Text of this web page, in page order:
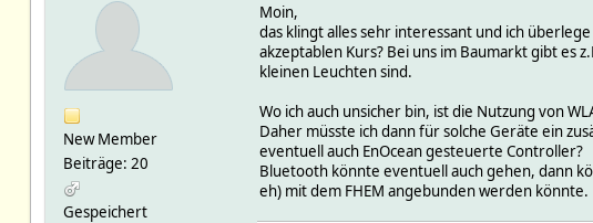
New Member
Beiträge: 20
Gespeichert
Moin,
das klingt alles sehr interessant und ich
akzeptablen Kurs? Bei uns im Baumarkt gibt es
kleinen Leuchten sind.
Wo ich auch unsicher bin, ist die Nutzung von
Daher müsste ich dann für solche Geräte ein
eventuell auch EnOcean gesteuerte Controller?
Bluetooth könnte eventuell auch gehen, dann
eh) mit dem FHEM angebunden werden könnte.